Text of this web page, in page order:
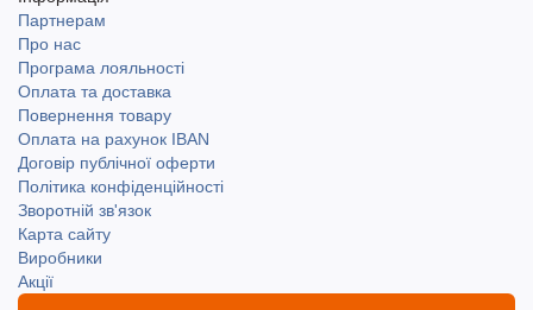
Партнерам
Про нас
Програма лояльності
Оплата та доставка
Повернення товару
Оплата на рахунок IBAN
Договір публічної оферти
Політика конфіденційності
Зворотній зв'язок
Карта сайту
Виробники
Акції